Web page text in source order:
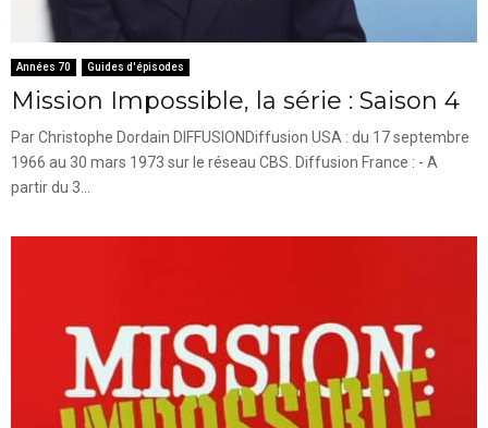
Années 70 Guides d'épisodes
Mission Impossible, la série : Saison 4
Par Christophe Dordain DIFFUSIONDiffusion USA : du 17 septembre
1966 au 30 mars 1973 sur le réseau CBS. Diffusion France : - A
partir du 3...